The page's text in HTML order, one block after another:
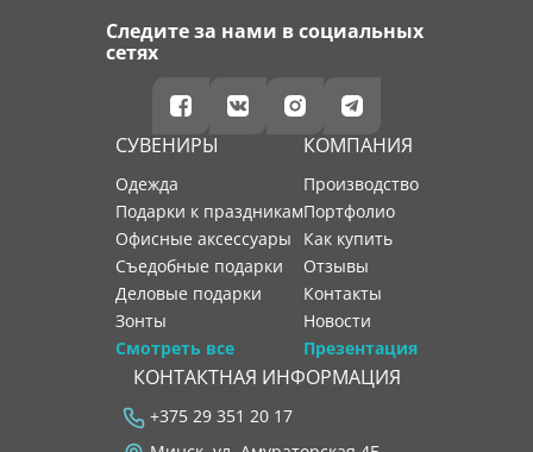
Следите за нами в социальных
сетях
СУВЕНИРЫ
Одежда
Подарки к праздникам
Офисные аксессуары
Съедобные подарки
Деловые подарки
Зонты
Смотреть все
КОМПАНИЯ
производство
портфолио
как купить
отзывы
контакты
новости
Презентация
КОНТАКТНАЯ ИНФОРМАЦИЯ
+375 29 351 20 17